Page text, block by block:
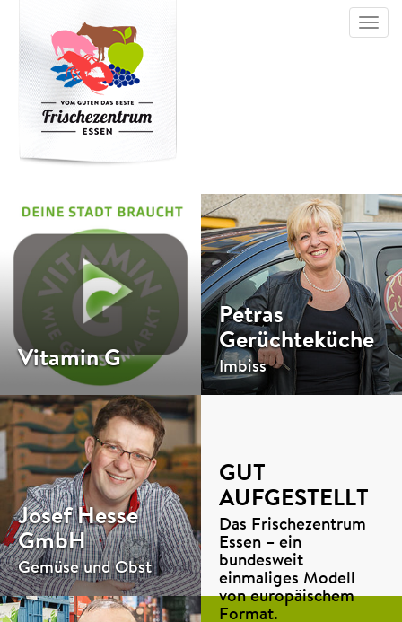
Vitamin G
Petras
Gerüchteküche
Imbiss
Josef Hesse
GmbH
Gemüse und Obst
GUT
AUFGESTELLT
Das Frischezentrum
Essen – ein
bundesweit
einmaliges Modell
von europäischem
Format.